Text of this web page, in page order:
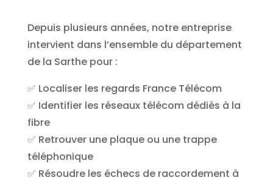
Depuis plusieurs années, notre entreprise
intervient dans l’ensemble du département
de la Sarthe pour :
✅ Localiser les regards France Télécom
✅ Identifier les réseaux télécom dédiés à la
fibre
✅ Retrouver une plaque ou une trappe
téléphonique
✅ Résoudre les échecs de raccordement à